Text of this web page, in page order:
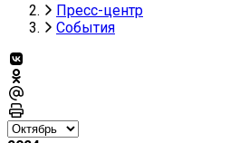
Пресс-центр
События